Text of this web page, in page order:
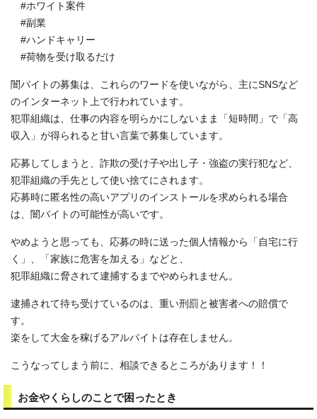
#ホワイト案件
#副業
#ハンドキャリー
#荷物を受け取るだけ
闇バイトの募集は、これらのワードを使いながら、主にSNSなど
のインターネット上で行われています。
犯罪組織は、仕事の内容を明らかにしないまま「短時間」で「高
収入」が得られると甘い言葉で募集しています。
応募してしまうと、詐欺の受け子や出し子・強盗の実行犯など、
犯罪組織の手先として使い捨てにされます。
応募時に匿名性の高いアプリのインストールを求められる場合
は、闇バイトの可能性が高いです。
やめようと思っても、応募の時に送った個人情報から「自宅に行
く」、「家族に危害を加える」などと、
犯罪組織に脅されて逮捕するまでやめられません。
逮捕されて待ち受けているのは、重い刑罰と被害者への賠償で
す。
楽をして大金を稼げるアルバイトは存在しません。
こうなってしまう前に、相談できるところがあります！！
お金やくらしのことで困ったとき